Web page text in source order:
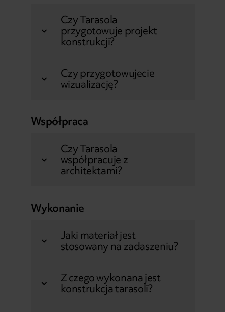
Czy Tarasola
przygotowuje projekt
konstrukcji?
Czy przygotowujecie
wizualizację?
Współpraca
Czy Tarasola
współpracuje z
architektami?
Wykonanie
Jaki materiał jest
stosowany na zadaszeniu?
Z czego wykonana jest
konstrukcja tarasoli?